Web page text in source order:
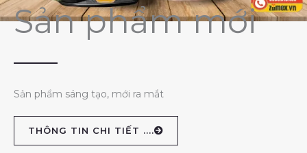
Sản phẩm mới
Sản phẩm sáng tạo, mới ra mắt
THÔNG TIN CHI TIẾT ....